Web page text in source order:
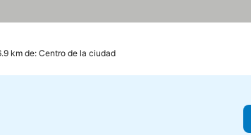
km de: Centro de la ciudad